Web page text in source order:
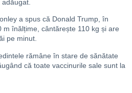
a spus că Donald Trump, în
înălțime, cântărește 110 kg și are
pe minut.
rămâne în stare de sănătate
că toate vaccinurile sale sunt la